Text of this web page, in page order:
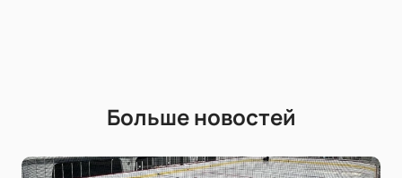
Больше новостей